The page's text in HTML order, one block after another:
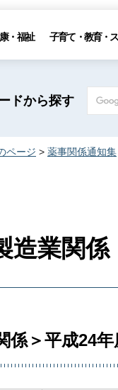
・福祉 子育て・教育・
ドから探す
ページ > 薬事関係通知集
業関係
係＞平成24年